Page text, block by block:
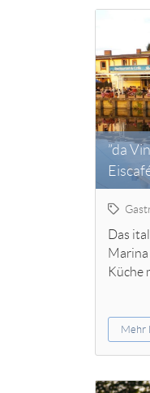
”da
Das
Küche
Mehr